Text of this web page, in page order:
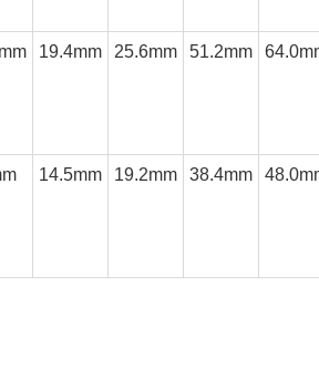
19.4mm 25.6mm 51.2mm
14.5mm 19.2mm 38.4mm